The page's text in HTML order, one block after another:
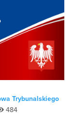
Trybunalskiego
484